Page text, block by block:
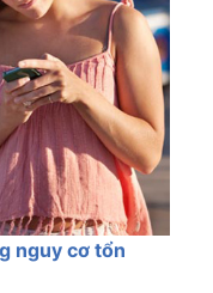
nguy cơ tổn